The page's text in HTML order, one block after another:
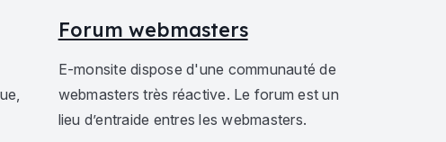
Forum webmasters
E-monsite dispose d'une communauté de
webmasters très réactive. Le forum est un
lieu d’entraide entres les webmasters.